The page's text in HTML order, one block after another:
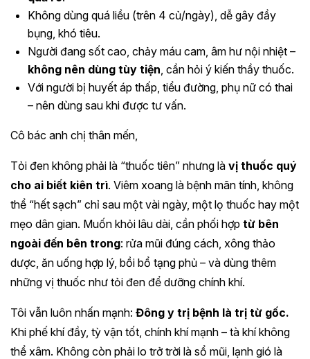
Không dùng quá liều (trên 4 củ/ngày), dễ gây đầy
bụng, khó tiêu.
Người đang sốt cao, chảy máu cam, âm hư nội nhiệt –
không nên dùng tùy tiện, cần hỏi ý kiến thầy thuốc.
Với người bị huyết áp thấp, tiểu đường, phụ nữ có thai
– nên dùng sau khi được tư vấn.
Cô bác anh chị thân mến,
Tỏi đen không phải là “thuốc tiên” nhưng là vị thuốc quý
cho ai biết kiên trì. Viêm xoang là bệnh mãn tính, không
thể “hết sạch” chỉ sau một vài ngày, một lọ thuốc hay một
mẹo dân gian. Muốn khỏi lâu dài, cần phối hợp từ bên
ngoài đến bên trong: rửa mũi đúng cách, xông thảo
dược, ăn uống hợp lý, bồi bổ tạng phủ – và dùng thêm
những vị thuốc như tỏi đen để dưỡng chính khí.
Tôi vẫn luôn nhấn mạnh: Đông y trị bệnh là trị từ gốc.
Khi phế khí đầy, tỳ vận tốt, chính khí mạnh – tà khí không
thể xâm. Không còn phải lo trở trời là sổ mũi, lạnh gió là